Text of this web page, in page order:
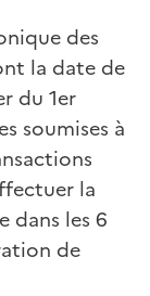
des
la date de
du 1er
soumises à
la
dans les 6
de